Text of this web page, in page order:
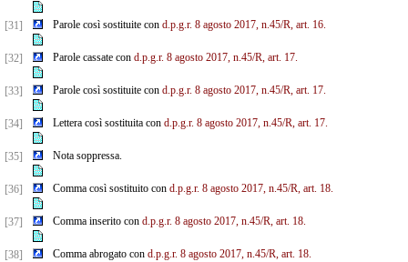
[31] Parole così sostituite con d.p.g.r. 8 agosto 2017, n.45/R, art. 16.
[32] Parole cassate con d.p.g.r. 8 agosto 2017, n.45/R, art. 17.
[33] Parole così sostituite con d.p.g.r. 8 agosto 2017, n.45/R, art. 17.
[34] Lettera così sostituita con d.p.g.r. 8 agosto 2017, n.45/R, art. 17.
[35] Nota soppressa.
[36] Comma così sostituito con d.p.g.r. 8 agosto 2017, n.45/R, art. 18.
[37] Comma inserito con d.p.g.r. 8 agosto 2017, n.45/R, art. 18.
[38] Comma abrogato con d.p.g.r. 8 agosto 2017, n.45/R, art. 18.